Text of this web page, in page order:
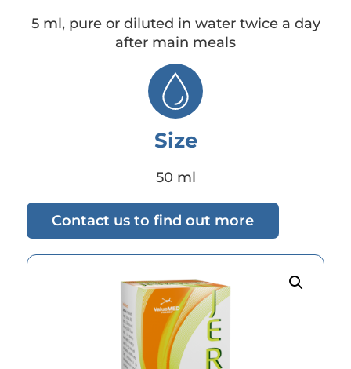
5 ml, pure or diluted in water twice a day
after main meals
Size
50 ml
Contact us to find out more